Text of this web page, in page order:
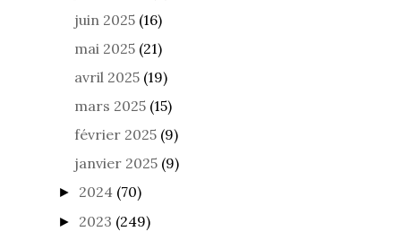
juin 2025 (16)
mai 2025 (21)
avril 2025 (19)
mars 2025 (15)
février 2025 (9)
janvier 2025 (9)
► 2024 (70)
► 2023 (249)